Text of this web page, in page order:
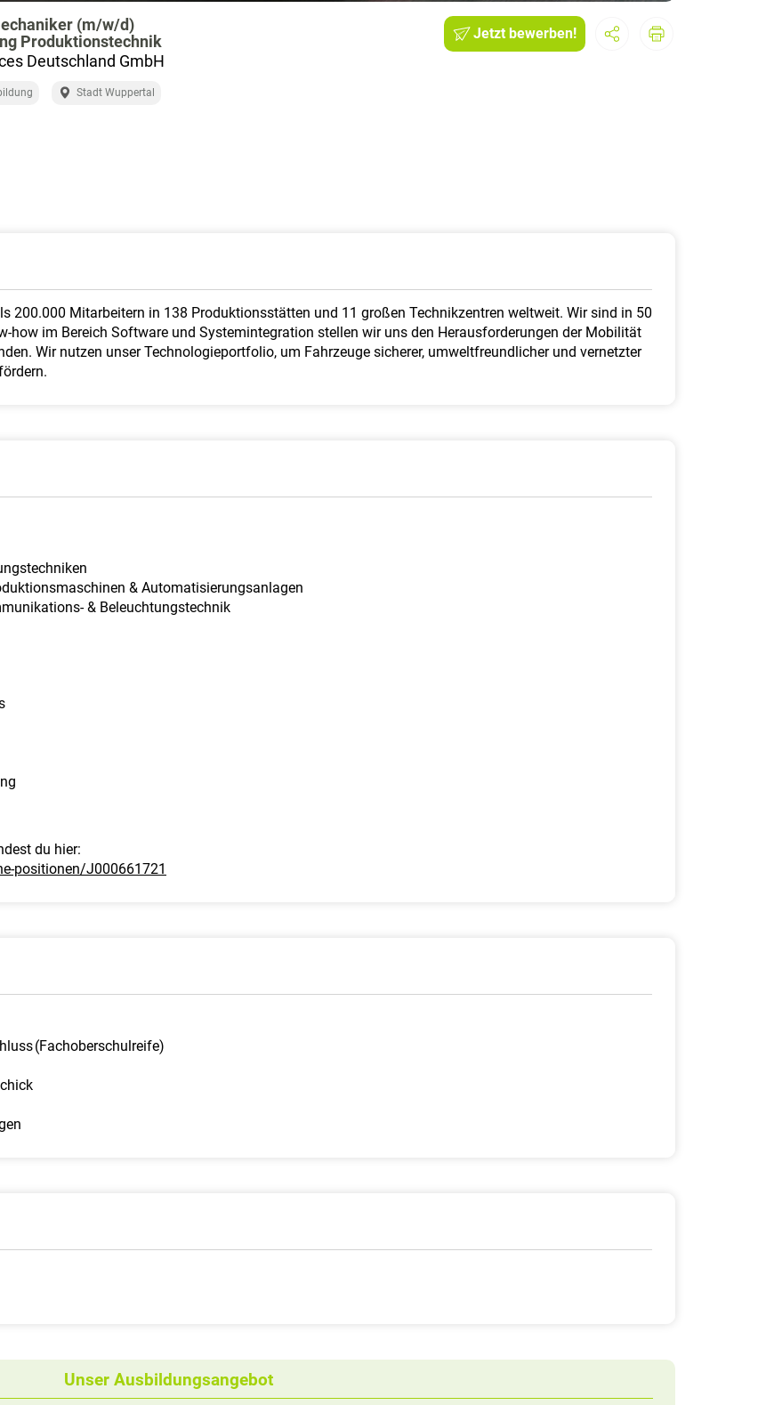
(m/w/d)
Produktionstechnik
Deutschland GmbH
Jetzt bewerben!
Stadt Wuppertal
200.000 Mitarbeitern in 138 Produktionsstätten und 11 großen Technikzentren weltweit. Wir sind in 50
how im Bereich Software und Systemintegration stellen wir uns den Herausforderungen der Mobilität
Wir nutzen unser Technologieportfolio, um Fahrzeuge sicherer, umweltfreundlicher und vernetzter
& Automatisierungsanlagen
& Beleuchtungstechnik
du hier:
positionen/J000661721
(Fachoberschulreife)​
Unser Ausbildungsangebot